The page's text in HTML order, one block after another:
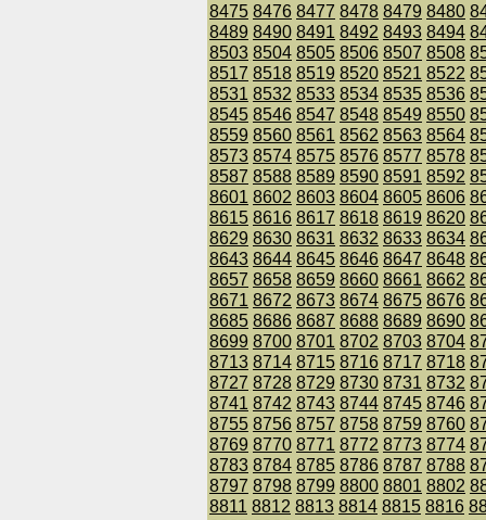
8475 8476 8477 8478 8479 8480
8489 8490 8491 8492 8493 8494
8503 8504 8505 8506 8507 8508
8517 8518 8519 8520 8521 8522
8531 8532 8533 8534 8535 8536
8545 8546 8547 8548 8549 8550
8559 8560 8561 8562 8563 8564
8573 8574 8575 8576 8577 8578
8587 8588 8589 8590 8591 8592
8601 8602 8603 8604 8605 8606
8615 8616 8617 8618 8619 8620
8629 8630 8631 8632 8633 8634
8643 8644 8645 8646 8647 8648
8657 8658 8659 8660 8661 8662
8671 8672 8673 8674 8675 8676
8685 8686 8687 8688 8689 8690
8699 8700 8701 8702 8703 8704
8713 8714 8715 8716 8717 8718
8727 8728 8729 8730 8731 8732
8741 8742 8743 8744 8745 8746
8755 8756 8757 8758 8759 8760
8769 8770 8771 8772 8773 8774
8783 8784 8785 8786 8787 8788
8797 8798 8799 8800 8801 8802
8811 8812 8813 8814 8815 8816